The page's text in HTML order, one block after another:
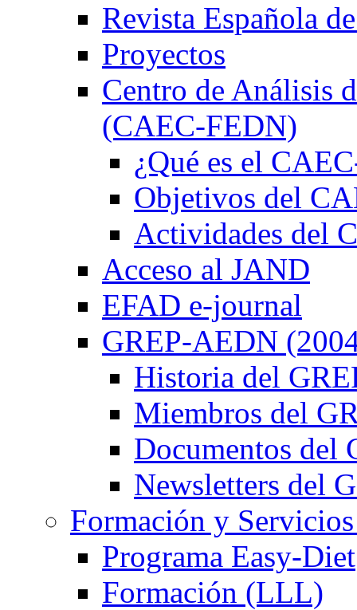
Revista Española
Proyectos
Centro de Análisis
(CAEC-FEDN)
¿Qué es el
Objetivos del
Actividades del
Acceso al JAND
EFAD e-journal
GREP-AEDN
Historia del
Miembros del
Documentos del
Newsletters del
Formación y
Programa Easy-Diet
Formación (LLL)